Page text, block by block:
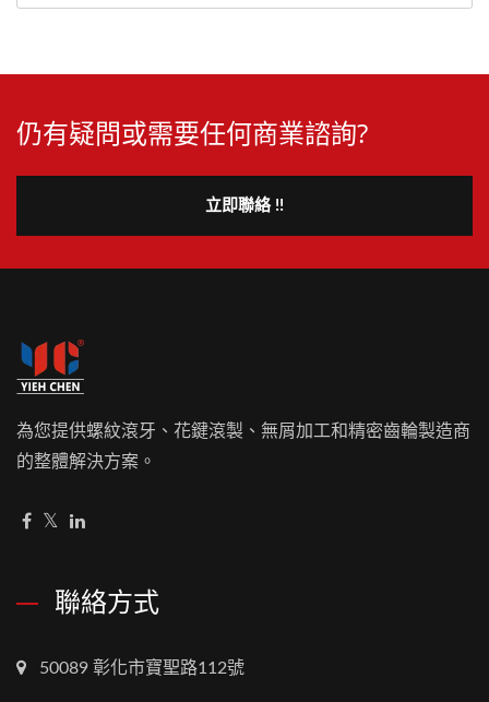
仍有疑問或需要任何商業諮詢?
立即聯絡 !!
為您提供螺紋滾牙、花鍵滾製、無屑加工和精密齒輪製造商
的整體解決方案。
聯絡方式
50089 彰化市寶聖路112號